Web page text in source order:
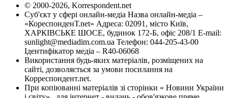
© 2000-2026, Korrespondent.net
Суб'єкт у сфері онлайн-медіа Назва онлайн-медіа –
«КореспонденТ.net» Адреса: 02091, місто Київ,
ХАРКІВСЬКЕ ШОСЕ, будинок 172-Б, офіс 208/1 E-mail:
sunlight@mediadim.com.ua Телефон: 044-205-43-00
Ідентифікатор медіа – R40-06068
Використання будь-яких матеріалів, розміщених на
сайті, дозволяється за умови посилання на
Корреспондент.net.
При копіюванні матеріалів зі сторінки « Новини України